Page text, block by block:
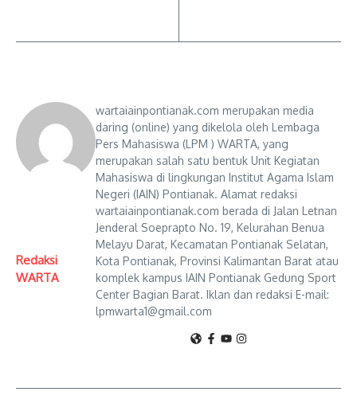
Redaksi
WARTA
wartaiainpontianak.com merupakan media
daring (online) yang dikelola oleh Lembaga
Pers Mahasiswa (LPM ) WARTA, yang
merupakan salah satu bentuk Unit Kegiatan
Mahasiswa di lingkungan Institut Agama Islam
Negeri (IAIN) Pontianak. Alamat redaksi
wartaiainpontianak.com berada di Jalan Letnan
Jenderal Soeprapto No. 19, Kelurahan Benua
Melayu Darat, Kecamatan Pontianak Selatan,
Kota Pontianak, Provinsi Kalimantan Barat atau
komplek kampus IAIN Pontianak Gedung Sport
Center Bagian Barat. Iklan dan redaksi E-mail:
lpmwarta1@gmail.com